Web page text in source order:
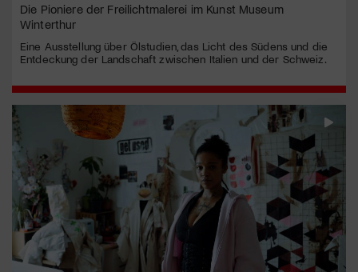
Die Pioniere der Freilichtmalerei im Kunst Museum
Winterthur
Eine Ausstellung über Ölstudien, das Licht des Südens und die
Entdeckung der Landschaft zwischen Italien und der Schweiz.